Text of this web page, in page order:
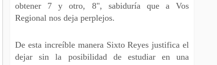
obtener 7 y otro, 8", sabiduría que a Vos
Regional nos deja perplejos.
De esta increíble manera Sixto Reyes justifica el
dejar sin la posibilidad de estudiar en una